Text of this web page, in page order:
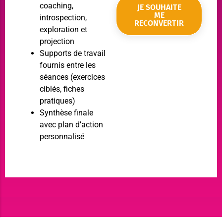
coaching,
introspection,
exploration et
projection
Supports de travail
fournis entre les
séances (exercices
ciblés, fiches
pratiques)
Synthèse finale
avec plan d’action
personnalisé
JE SOUHAITE
ME
RECONVERTIR